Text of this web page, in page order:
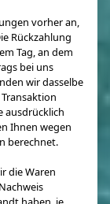
vorher an,
Rückzahlung
Tag, an dem
bei uns
wir dasselbe
ausdrücklich
Ihnen wegen
berechnet.
die Waren